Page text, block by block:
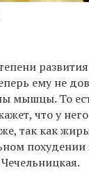
ему не
мышцы. То
что у
так как
похудении